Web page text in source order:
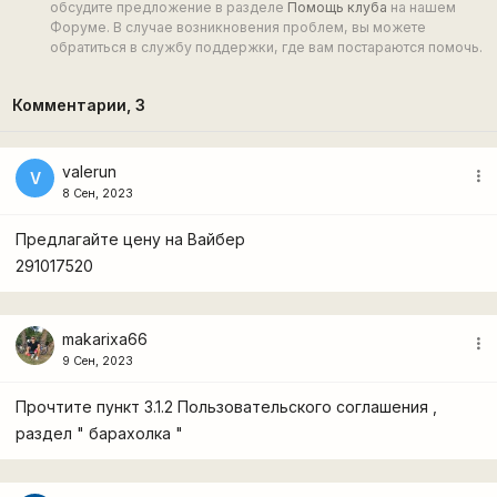
обсудите предложение в разделе Помощь клуба на нашем
Форуме. В случае возникновения проблем, вы можете
обратиться в службу поддержки, где вам постараются помочь.
Комментарии, 3
V valerun
8 Сен, 2023
more_vert
Предлагайте цену на Вайбер
291017520
makarixa66
9 Сен, 2023
more_vert
Прочтите пункт 3.1.2 Пользовательского соглашения ,
раздел " барахолка "